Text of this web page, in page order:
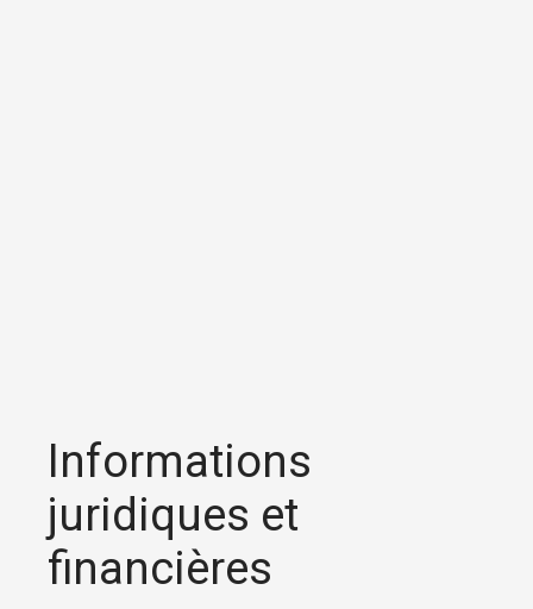
Informations
juridiques et
financières